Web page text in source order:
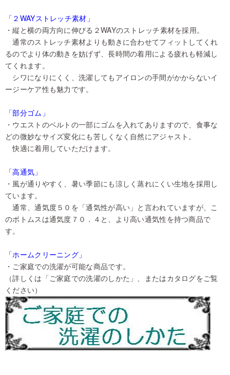
「２WAYストレッチ素材」
・縦と横の両方向に伸びる２WAYのストレッチ素材を採用。
通常のストレッチ素材よりも動きに合わせてフィットしてくれ
るのでより体の動きを妨げず、長時間の着用による疲れも軽減し
てくれます。
シワになりにくく、洗濯してもアイロンの手間がかからないイ
ージーケア性も魅力です。
「部分ゴム」
・ウエストのベルトの一部にゴムを入れてありますので、食事な
どの微妙なサイズ変化にも苦しくなく自然にアジャスト。
快適に着用していただけます。
「高通気」
・風が通りやすく、暑い季節にも涼しく蒸れにくい生地を採用し
ています。
通常、通気度５０を「通気性が高い」と言われていますが、こ
のボトムスは通気度７０．４と、より高い通気性を持つ商品で
す。
「ホームクリーニング」
・ご家庭での洗濯が可能な商品です。
（詳しくは「ご家庭での洗濯のしかた」、またはカタログをご覧
ください）